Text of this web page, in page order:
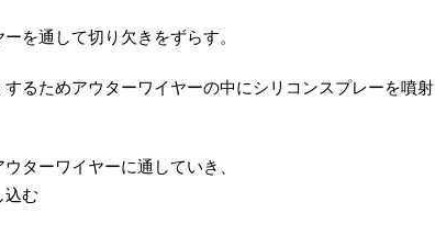
を通して切り欠きをずらす。
るためアウターワイヤーの中にシリコンスプレーを噴射
ターワイヤーに通していき、
込む